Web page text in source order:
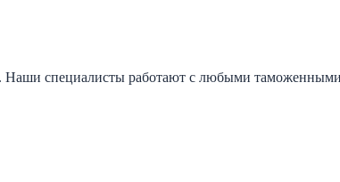
специалисты работают с любыми таможенными